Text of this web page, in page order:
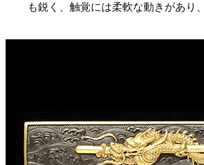
も鋭く、触覚には柔軟な動きがあり